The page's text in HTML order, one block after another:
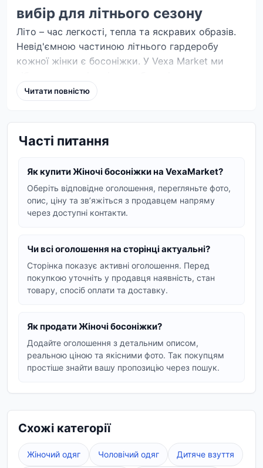
вибір для літнього сезону
Літо – час легкості, тепла та яскравих образів.
Невід'ємною частиною літнього гардеробу
кожної жінки є босоніжки. У Vexa Market ми
поєднує в собі стиль, комфорт та якість.
матеріалів, таких як натуральна шкіра та замша.
вигляд, але й довговічність взуття, а також
комфорт при носінні в спекотну погоду. В
асортименті ви знайдете босоніжки різних
дизайнів:
цінує стійкість та додатковий зріст.
На підборах – для створення елегантних та
вечірніх образів.
шнурівкою, які додадуть родзинку вашому
стилю.
Колірна палітра та розміри
гірчичних та золотистих відтінків. Це дозволяє
підібрати ідеальну пару під будь-який наряд.
Розміри варіюються, щоб кожна жінка могла
Читати повністю
Часті питання
Як купити Жіночі босоніжки на VexaMarket?
Оберіть відповідне оголошення, перегляньте фото,
опис, ціну та звʼяжіться з продавцем напряму
через доступні контакти.
Чи всі оголошення на сторінці актуальні?
Сторінка показує активні оголошення. Перед
покупкою уточніть у продавця наявність, стан
товару, спосіб оплати та доставку.
Як продати Жіночі босоніжки?
Додайте оголошення з детальним описом,
реальною ціною та якісними фото. Так покупцям
простіше знайти вашу пропозицію через пошук.
Схожі категорії
Жіночий одяг Чоловічий одяг Дитяче взуття